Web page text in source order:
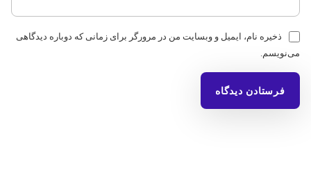
ذخیره نام، ایمیل و وبسایت من در مرورگر برای زمانی که دوباره دیدگاهی
می‌نویسم.